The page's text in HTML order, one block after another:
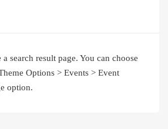
search result page. You can choose
Options > Events > Event
option.